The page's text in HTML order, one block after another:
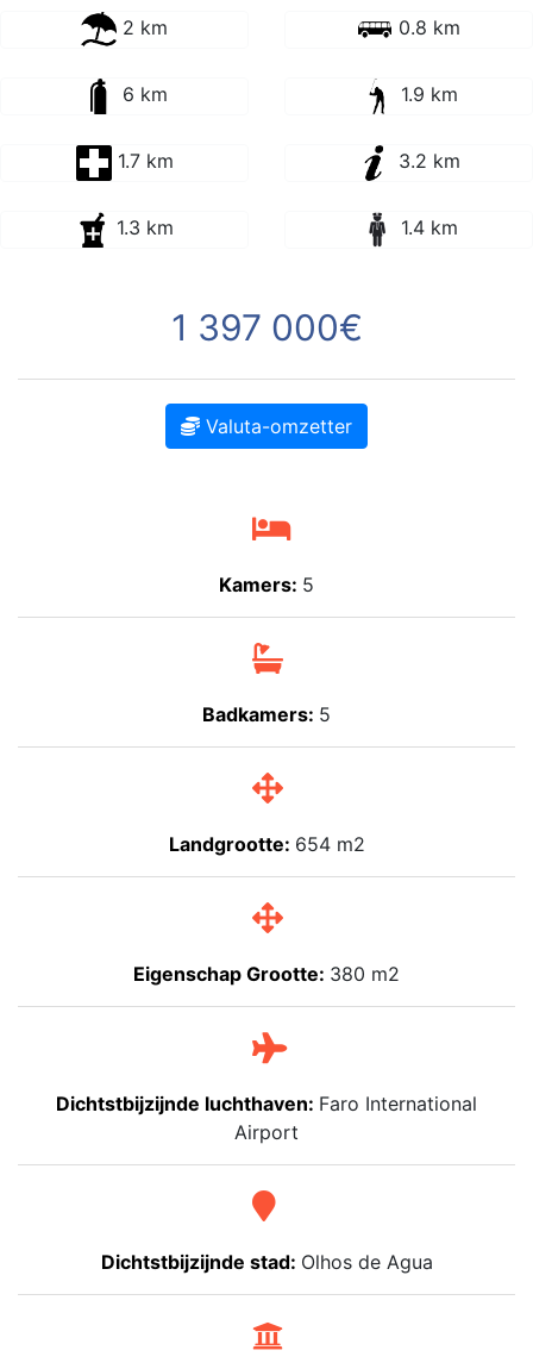
2 km 0.8 km
6 km 1.9 km
1.7 km 3.2 km
1.3 km 1.4 km
1 397 000€
Valuta-omzetter
Kamers: 5
Badkamers: 5
Landgrootte: 654 m2
Eigenschap Grootte: 380 m2
Dichtstbijzijnde luchthaven: Faro International
Airport
Dichtstbijzijnde stad: Olhos de Agua